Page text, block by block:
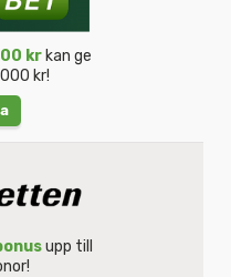
kr kan ge
kr!
upp till